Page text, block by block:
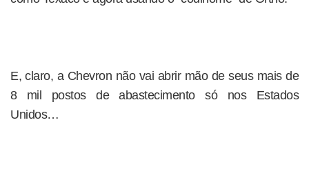
E, claro, a Chevron não vai abrir mão de seus mais de
8 mil postos de abastecimento só nos Estados
Unidos…